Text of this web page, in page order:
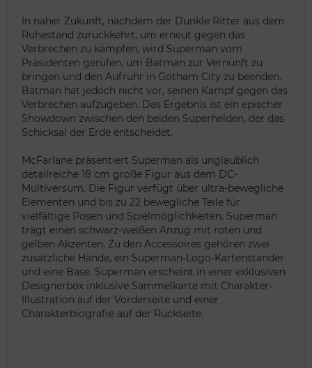
In naher Zukunft, nachdem der Dunkle Ritter aus dem
Ruhestand zurückkehrt, um erneut gegen das
Verbrechen zu kämpfen, wird Superman vom
Präsidenten gerufen, um Batman zur Vernunft zu
bringen und den Aufruhr in Gotham City zu beenden.
Batman hat jedoch nicht vor, seinen Kampf gegen das
Verbrechen aufzugeben. Das Ergebnis ist ein epischer
Showdown zwischen den beiden Superhelden, der das
Schicksal der Erde entscheidet.
McFarlane präsentiert Superman als unglaublich
detailreiche 18 cm große Figur aus dem DC-
Multiversum. Die Figur verfügt über ultra-bewegliche
Elementen und bis zu 22 bewegliche Teile für
vielfältige Posen und Spielmöglichkeiten. Superman
trägt einen schwarz-weißen Anzug mit roten und
gelben Akzenten. Zu den Accessoires gehören zwei
zusätzliche Hände, ein Superman-Logo-Kartenständer
und eine Base. Superman erscheint in einer exklusiven
Designerbox inklusive Sammelkarte mit Charakter-
Illustration auf der Vorderseite und einer
Charakterbiografie auf der Rückseite.